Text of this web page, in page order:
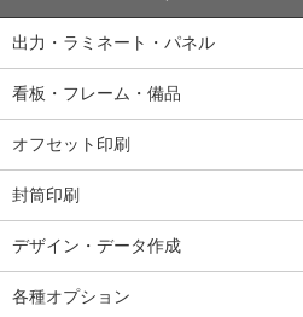
出力・ラミネート・パネル
看板・フレーム・備品
オフセット印刷
封筒印刷
デザイン・データ作成
各種オプション